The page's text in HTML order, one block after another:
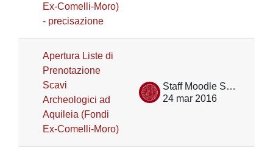
Ex-Comelli-Moro)
- precisazione
Apertura Liste di
Prenotazione
Scavi
Archeologici ad
Aquileia (Fondi
Ex-Comelli-Moro)
Staff Moodle Scienze umane
24 mar 2016